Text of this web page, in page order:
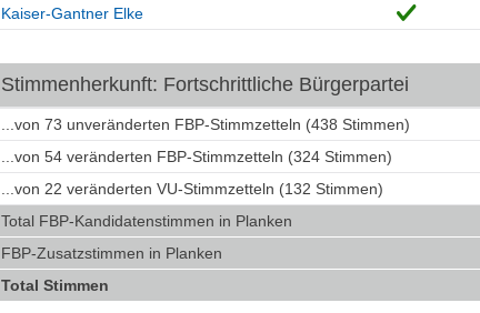
Kaiser-Gantner Elke
Stimmenherkunft: Fortschrittliche Bürgerpartei
...von 73 unveränderten FBP-Stimmzetteln (438 Stimmen)
...von 54 veränderten FBP-Stimmzetteln (324 Stimmen)
...von 22 veränderten VU-Stimmzetteln (132 Stimmen)
Total FBP-Kandidatenstimmen in Planken
FBP-Zusatzstimmen in Planken
Total Stimmen